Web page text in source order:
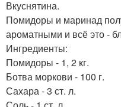
Вкуснятина.
Помидоры и маринад
ароматными и всё это -
Ингредиенты:
Помидоры - 1, 2 кг.
Ботва моркови - 100 г.
Сахара - 3 ст. л.